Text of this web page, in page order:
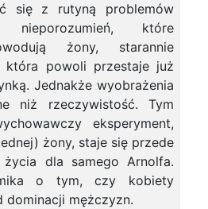
się z rutyną problemów
nieporozumień, które
żony, starannie
która powoli przestaje już
Jednakże wyobrażenia
niż rzeczywistość. Tym
eksperyment,
żony, staje się przede
życia dla samego Arnolfa.
o tym, czy kobiety
dominacji mężczyzn.